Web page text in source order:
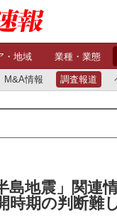
・地域 業種・業態
M&A情報 調査報道
島地震」関連
時期の判断